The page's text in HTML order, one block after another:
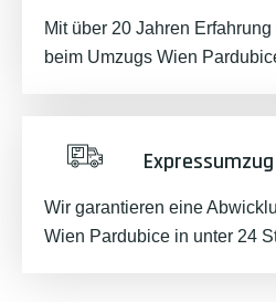
Mit über 20 Jahren
beim Umzugs Wien
Wir garantieren eine
Wien Pardubice in unter 24